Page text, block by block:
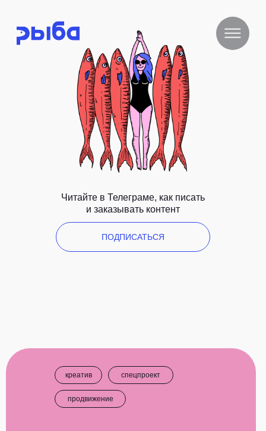
Читайте в Телеграме, как писать
и заказывать контент
ПОДПИСАТЬСЯ
креатив спецпроект
продвижение